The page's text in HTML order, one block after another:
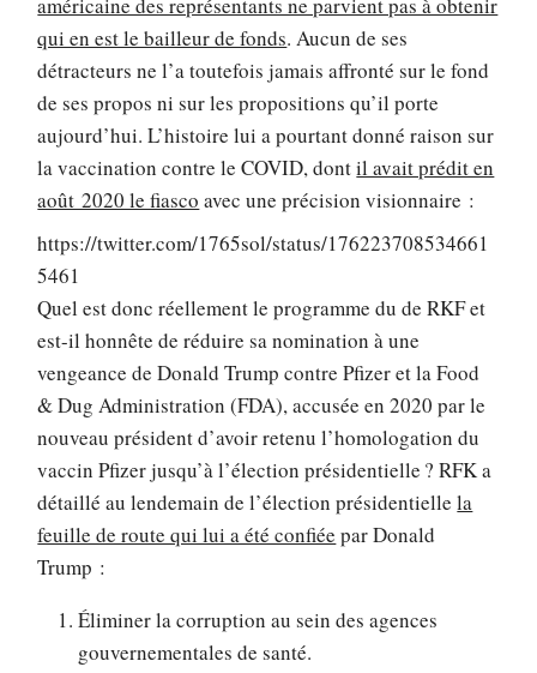
qui en est le bailleur de fonds. Aucun de ses
détracteurs ne l’a toutefois jamais affronté sur le fond
de ses propos ni sur les propositions qu’il porte
aujourd’hui. L’histoire lui a pourtant donné raison sur
la vaccination contre le COVID, dontil avait prédit en
août 2020 le fiasco avec une précision visionnaire :
https://twitter.com/1765sol/status/176223708534661
5461
Quel est donc réellement le programme du de RKF et
est-il honnête de réduire sa nomination à une
vengeance de Donald Trump contre Pfizer et la Food
& Dug Administration (FDA), accusée en 2020 par le
nouveau président d’avoir retenu l’homologation du
vaccin Pfizer jusqu’à l’élection présidentielle ? RFK a
détaillé au lendemain de l’élection présidentiellela
feuille de route qui lui a été confiée par Donald
Trump :
Éliminer la corruption au sein des agences
gouvernementales de santé.